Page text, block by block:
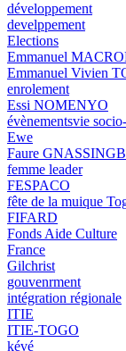
développement
develppement
Elections
Emmanuel
Emmanuel Vivien
enrolement
Essi NOMENYO
évènementsvie
Ewe
Faure
femme leader
FESPACO
fête de la muique
FIFARD
Fonds Aide Culture
France
Gilchrist
gouvenrment
intégration régionale
ITIE
ITIE-TOGO
kévé